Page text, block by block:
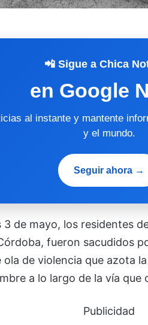
📲 Sigue a Chica
en Google
al instante y mantente
y el mundo.
Seguir ahora →
3 de mayo, los residentes
fueron sacudidos
de violencia que azota
a lo largo de la vía
Publicidad